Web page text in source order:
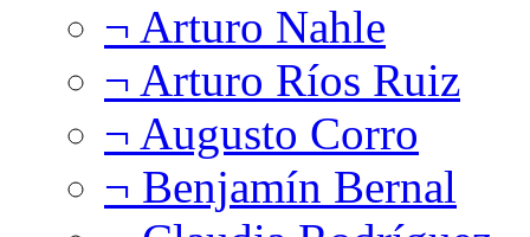
¬ Arturo Nahle
¬ Arturo Ríos Ruiz
¬ Augusto Corro
¬ Benjamín Bernal